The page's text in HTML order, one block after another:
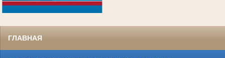
ГЛАВНАЯ